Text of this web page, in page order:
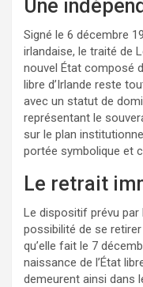
Une
Signé le 6 décembre
irlandaise, le traité de
nouvel État composé
libre d’Irlande reste
avec un statut de
représentant le
sur le plan
portée symbolique et
Le retrait
Le dispositif prévu par
possibilité de se
qu’elle fait le 7
naissance de l’État
demeurent ainsi dans